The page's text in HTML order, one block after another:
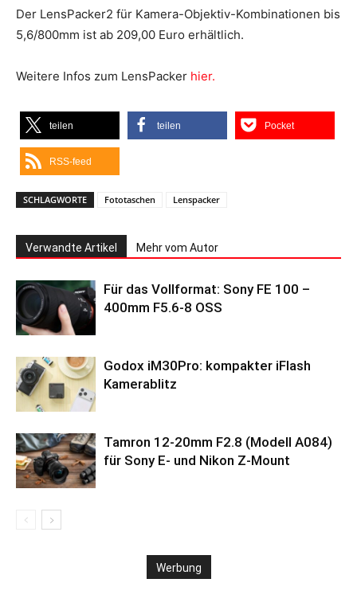
Der LensPacker2 für Kamera-Objektiv-Kombinationen bis
5,6/800mm ist ab 209,00 Euro erhältlich.
Weitere Infos zum LensPacker hier.
teilen teilen Pocket
RSS-feed
SCHLAGWORTE Fototaschen Lenspacker
Verwandte Artikel Mehr vom Autor
Für das Vollformat: Sony FE 100 –
400mm F5.6-8 OSS
Godox iM30Pro: kompakter iFlash
Kamerablitz
Tamron 12-20mm F2.8 (Modell A084)
für Sony E- und Nikon Z-Mount
Werbung